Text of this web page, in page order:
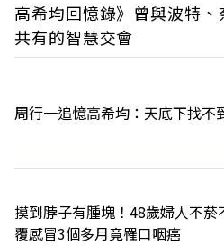
高希均回憶錄》曾與波特
共有的智慧交會
周行一追憶高希均：天底下找不
摸到脖子有腫塊！48歲婦人不菸
覆感冒3個多月竟罹口咽癌